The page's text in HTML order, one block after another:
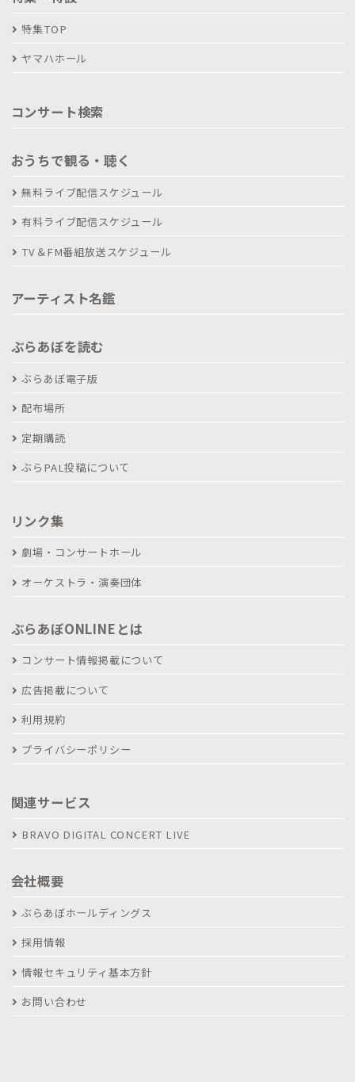
特集TOP
ヤマハホール
コンサート検索
おうちで観る・聴く
無料ライブ配信スケジュール
有料ライブ配信スケジュール
TV＆FM番組放送スケジュール
アーティスト名鑑
ぶらあぼを読む
ぶらあぼ電子版
配布場所
定期購読
ぶらPAL投稿について
リンク集
劇場・コンサートホール
オーケストラ・演奏団体
ぶらあぼONLINEとは
コンサート情報掲載について
広告掲載について
利用規約
プライバシーポリシー
関連サービス
BRAVO DIGITAL CONCERT LIVE
会社概要
ぶらあぼホールディングス
採用情報
情報セキュリティ基本方針
お問い合わせ